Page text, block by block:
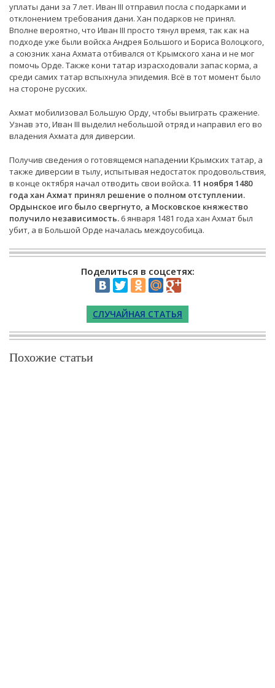
уплаты дани за 7 лет. Иван III отправил посла с подарками и
отклонением требования дани. Хан подарков не принял.
Вполне вероятно, что Иван III просто тянул время, так как на
подходе уже были войска Андрея Большого и Бориса Волоцкого,
а союзник хана Ахмата отбивался от Крымского хана и не мог
помочь Орде. Также кони татар израсходовали запас корма, а
среди самих татар вспыхнула эпидемия. Всё в тот момент было
на стороне русских.
Ахмат мобилизовал Большую Орду, чтобы выиграть сражение.
Узнав это, Иван III выделил небольшой отряд и направил его во
владения Ахмата для диверсии.
Получив сведения о готовящемся нападении Крымских татар, а
также диверсии в тылу, испытывая недостаток продовольствия,
в конце октября начал отводить свои войска. 11 ноября 1480
года хан Ахмат принял решение о полном отступлении.
Ордынское иго было свергнуто, а Московское княжество
получило независимость. 6 января 1481 года хан Ахмат был
убит, а в Большой Орде началась междоусобица.
Поделиться в соцсетях:
СЛУЧАЙНАЯ СТАТЬЯ
Похожие статьи